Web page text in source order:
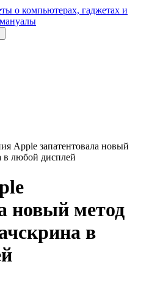
о компьютерах, гаджетах и
Apple запатентовала новый
в любой дисплей
новый метод
в